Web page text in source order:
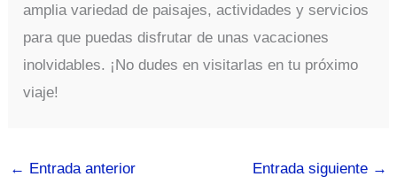
amplia variedad de paisajes, actividades y servicios
para que puedas disfrutar de unas vacaciones
inolvidables. ¡No dudes en visitarlas en tu próximo
viaje!
← Entrada anterior Entrada siguiente →